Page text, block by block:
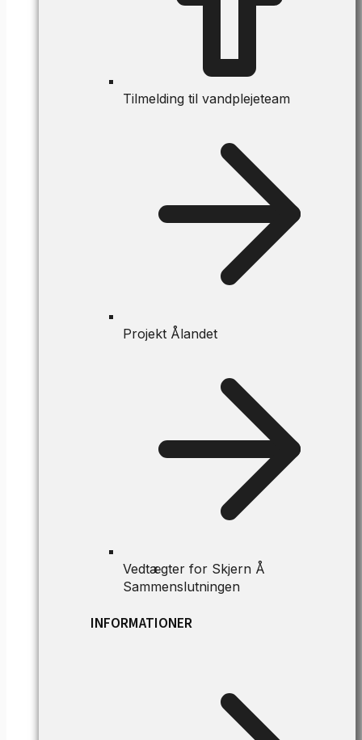
Tilmelding til vandplejeteam
Projekt Ålandet
Vedtægter for Skjern Å
Sammenslutningen
INFORMATIONER